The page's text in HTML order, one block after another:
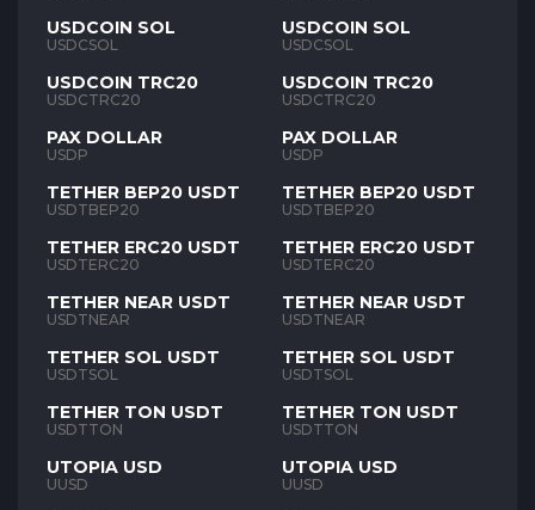
USDCOIN SOL
USDCSOL
USDCOIN TRC20
USDCTRC20
PAX DOLLAR
USDP
TETHER BEP20 USDT
USDTBEP20
TETHER ERC20 USDT
USDTERC20
TETHER NEAR USDT
USDTNEAR
TETHER SOL USDT
USDTSOL
TETHER TON USDT
USDTTON
UTOPIA USD
UUSD
USDCOIN SOL
USDCSOL
USDCOIN TRC20
USDCTRC20
PAX DOLLAR
USDP
TETHER BEP20 USDT
USDTBEP20
TETHER ERC20 USDT
USDTERC20
TETHER NEAR USDT
USDTNEAR
TETHER SOL USDT
USDTSOL
TETHER TON USDT
USDTTON
UTOPIA USD
UUSD